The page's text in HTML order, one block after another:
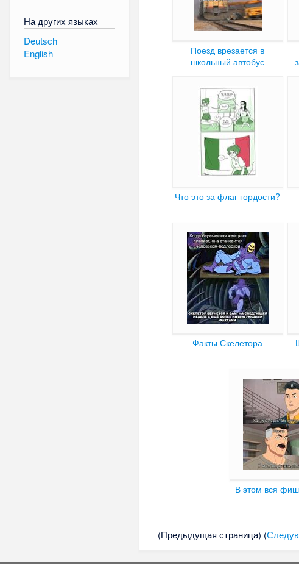
На других языках
Deutsch
English
Поезд врезается в
школьный автобус
Что это за флаг гордости?
Факты Скелетора
В этом вся
(Предыдущая страница) (